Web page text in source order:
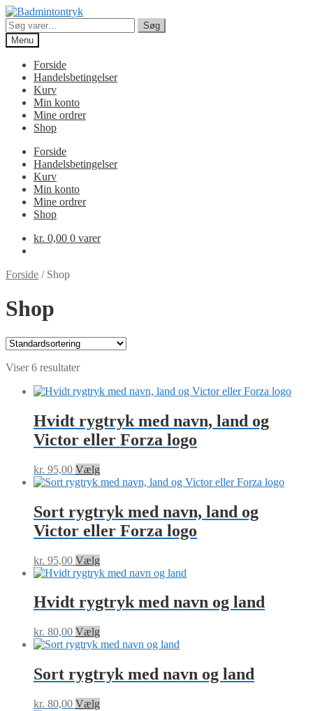
Spring
til
navigation
Spring
til
indhold
Søg
efter:
Søg
Menu
Forside
Handelsbetingelser
Kurv
Min konto
Mine ordrer
Shop
Forside
Handelsbetingelser
Kurv
Min konto
Mine ordrer
Shop
kr. 0,00 0 varer
Forside / Shop
Shop
Viser 6 resultater
Hvidt rygtryk med navn, land og
Victor eller Forza logo
kr. 95,00 Vælg
Sort rygtryk med navn, land og
Victor eller Forza logo
kr. 95,00 Vælg
Hvidt rygtryk med navn og land
kr. 80,00 Vælg
Sort rygtryk med navn og land
kr. 80,00 Vælg